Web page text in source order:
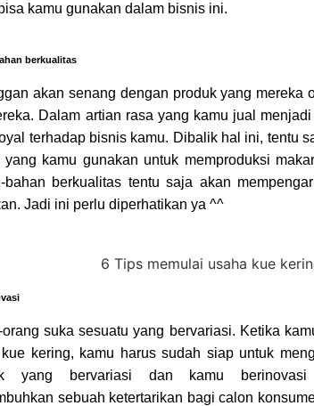
kamu gunakan dalam bisnis ini.
berkualitas
akan senang dengan produk yang mereka
Dalam artian rasa yang kamu jual
terhadap bisnis kamu. Dibalik hal ini, tentu
yang kamu gunakan untuk memproduksi
bahan berkualitas tentu saja akan
Jadi ini perlu diperhatikan ya ^^
orang suka sesuatu yang bervariasi. Ketika
kering, kamu harus sudah siap untuk
yang bervariasi dan kamu berinovasi
sebuah ketertarikan bagi calon